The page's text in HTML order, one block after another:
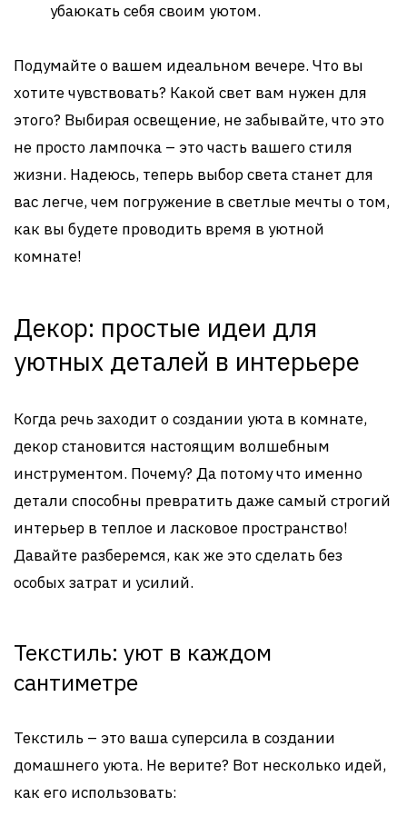
убаюкать себя своим уютом.
Подумайте о вашем идеальном вечере. Что вы
хотите чувствовать? Какой свет вам нужен для
этого? Выбирая освещение, не забывайте, что это
не просто лампочка – это часть вашего стиля
жизни. Надеюсь, теперь выбор света станет для
вас легче, чем погружение в светлые мечты о том,
как вы будете проводить время в уютной
комнате!
Декор: простые идеи для
уютных деталей в интерьере
Когда речь заходит о создании уюта в комнате,
декор становится настоящим волшебным
инструментом. Почему? Да потому что именно
детали способны превратить даже самый строгий
интерьер в теплое и ласковое пространство!
Давайте разберемся, как же это сделать без
особых затрат и усилий.
Текстиль: уют в каждом
сантиметре
Текстиль – это ваша суперсила в создании
домашнего уюта. Не верите? Вот несколько идей,
как его использовать: